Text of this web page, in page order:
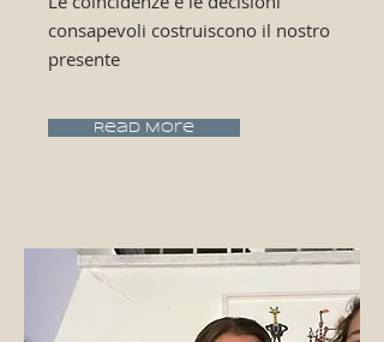
consapevoli costruiscono il nostro
presente
Read More